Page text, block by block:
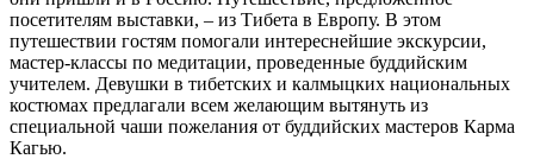
посетителям выставки, – из Тибета в Европу. В этом
путешествии гостям помогали интереснейшие экскурсии,
мастер-классы по медитации, проведенные буддийским
учителем. Девушки в тибетских и калмыцких национальных
костюмах предлагали всем желающим вытянуть из
специальной чаши пожелания от буддийских мастеров Карма
Кагью.